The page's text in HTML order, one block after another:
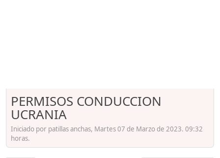
PERMISOS CONDUCCION
UCRANIA
Iniciado por patillas anchas, Martes 07 de Marzo de 2023. 09:32
horas.